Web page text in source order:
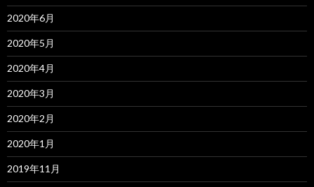
2020年6月
2020年5月
2020年4月
2020年3月
2020年2月
2020年1月
2019年11月